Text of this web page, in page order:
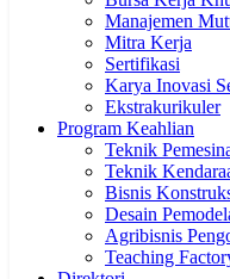
Manajemen
Mitra Kerja
Sertifikasi
Karya Inovasi
Ekstrakurikuler
Program Keahlian
Teknik
Teknik
Bisnis
Desain
Agribisnis
Teaching